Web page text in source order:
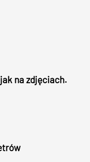
na zdjęciach.